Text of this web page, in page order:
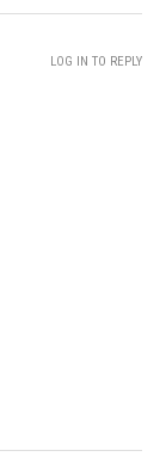
LOG IN TO REPLY